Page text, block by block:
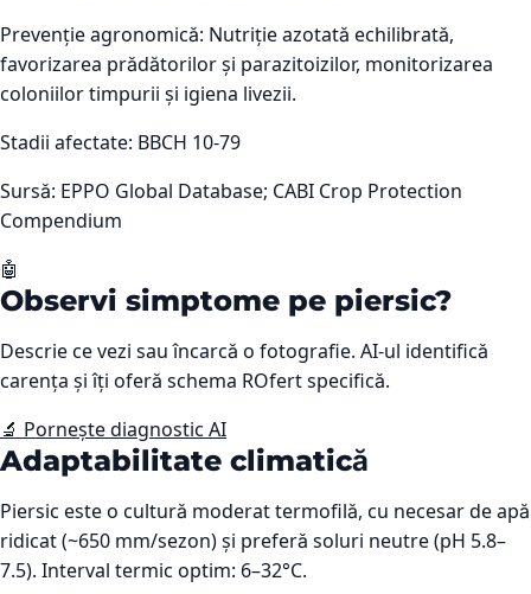
Prevenție agronomică: Nutriție azotată echilibrată,
favorizarea prădătorilor și parazitoizilor, monitorizarea
coloniilor timpurii și igiena livezii.
Stadii afectate: BBCH 10-79
Sursă: EPPO Global Database; CABI Crop Protection
Compendium
🤖
Observi simptome pe piersic?
Descrie ce vezi sau încarcă o fotografie. AI-ul identifică
carența și îți oferă schema ROfert specifică.
🔬 Pornește diagnostic AI
Adaptabilitate climatică
Piersic este o cultură moderat termofilă, cu necesar de apă
ridicat (~650 mm/sezon) și preferă soluri neutre (pH 5.8–
7.5). Interval termic optim: 6–32°C.